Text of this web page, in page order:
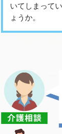
いてしまって
ょうか。